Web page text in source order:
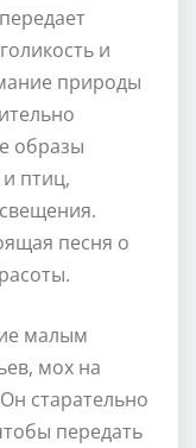
и
природы
образы
птиц,
песня о
малым
мох на
старательно
передать